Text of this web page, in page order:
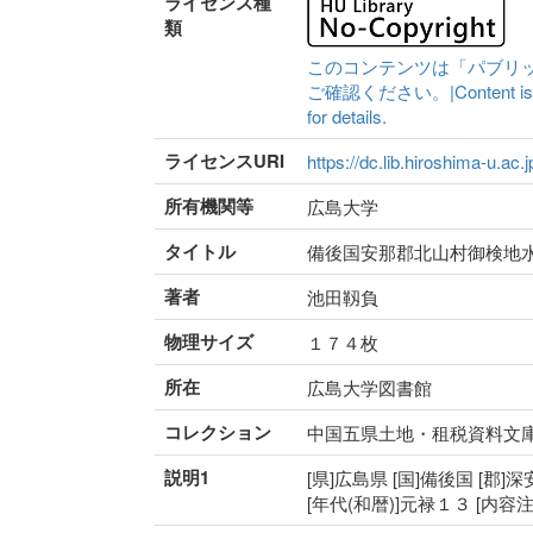
類
このコンテンツは「パブリ
ご確認ください。|Content
for details.
ライセンスURI https://dc.lib.hiroshima-
所有機関等 広島大学
タイトル 備後国安那郡北山村御検
著者 池田靱負
物理サイズ １７４枚
所在 広島大学図書館
コレクション 中国五県土地・租税資料文
説明1
[県]広島県 [国]備後国 [郡]
[年代(和暦)]元禄１３ [内容